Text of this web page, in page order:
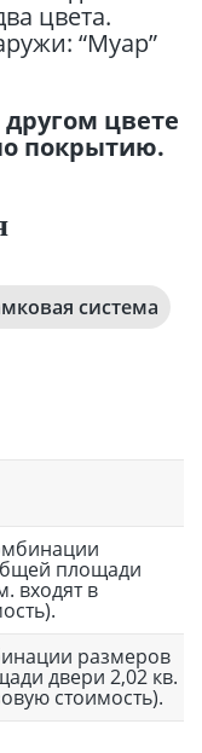
цвета.
“Муар”
цвете
покрытию.
система
площади
входят в
размеров
двери 2,02 кв.
стоимость).